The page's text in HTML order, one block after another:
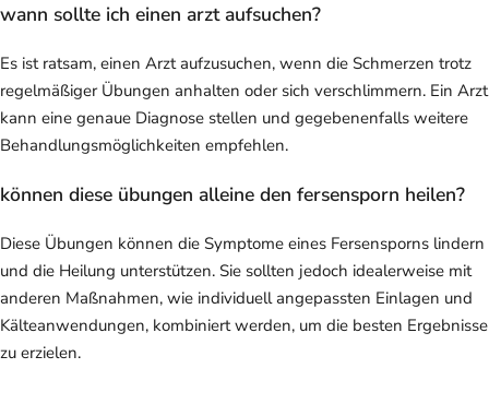
wann sollte ich einen arzt aufsuchen?
Es ist ratsam, einen Arzt aufzusuchen, wenn die Schmerzen trotz
regelmäßiger Übungen anhalten oder sich verschlimmern. Ein Arzt
kann eine genaue Diagnose stellen und gegebenenfalls weitere
Behandlungsmöglichkeiten empfehlen.
können diese übungen alleine den fersensporn heilen?
Diese Übungen können die Symptome eines Fersensporns lindern
und die Heilung unterstützen. Sie sollten jedoch idealerweise mit
anderen Maßnahmen, wie individuell angepassten Einlagen und
Kälteanwendungen, kombiniert werden, um die besten Ergebnisse
zu erzielen.